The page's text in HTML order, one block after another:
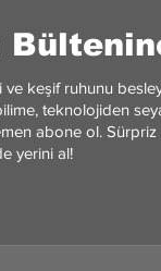
ve keşif ruhunu
teknolojiden
abone ol.
yerini al!